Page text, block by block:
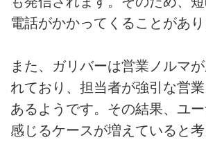
電話がかかってくることがあり
また、ガリバーは営業ノルマ
れており、担当者が強引な営
あるようです。その結果、ユ
感じるケースが増えていると考